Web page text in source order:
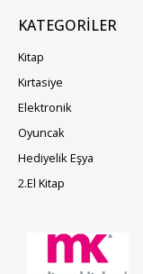
KATEGORILER
Kitap
Kırtasiye
Elektronik
Oyuncak
Hediyelik Eşya
2.El Kitap